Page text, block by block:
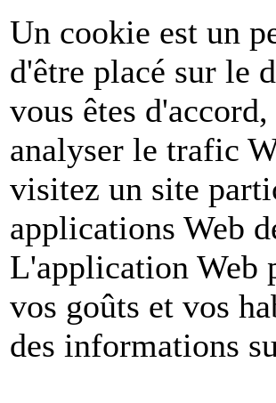
Un cookie est un
d'être placé sur le
vous êtes
analyser le trafic
visitez un site
applications Web
L'application Web
vos goûts et vos
des informations